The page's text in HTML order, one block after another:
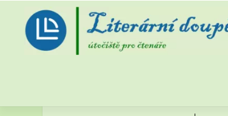
content